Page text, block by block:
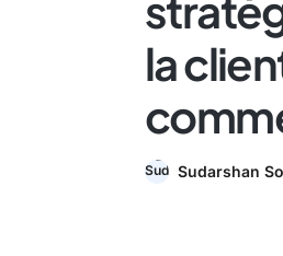
la
Sudarshan